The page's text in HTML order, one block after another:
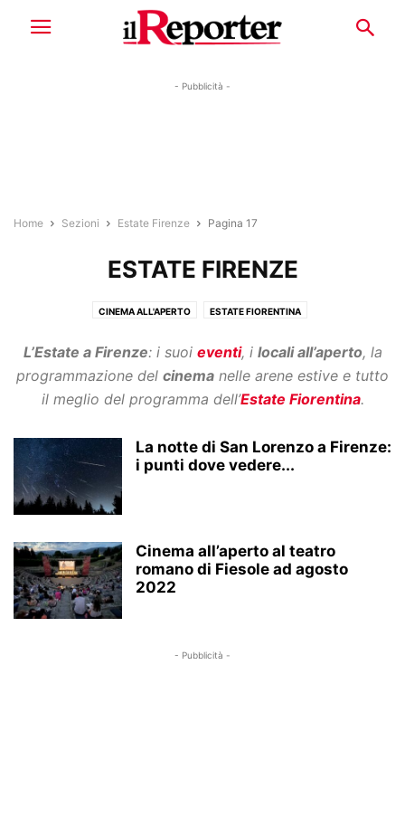
- Pubblicità -
Home Sezioni Estate Firenze Pagina 17
ESTATE FIRENZE
CINEMA ALL'APERTO ESTATE FIORENTINA
L’Estate a Firenze: i suoi eventi, i locali all’aperto, la
programmazione del cinema nelle arene estive e tutto
il meglio del programma dell’Estate Fiorentina.
La notte di San Lorenzo a Firenze:
i punti dove vedere...
Cinema all’aperto al teatro
romano di Fiesole ad agosto
2022
- Pubblicità -